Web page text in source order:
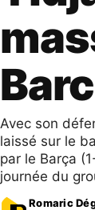
Avec son
laissé sur le
par le Barça
journée du
Romaric